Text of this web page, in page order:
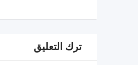
ترك التعليق